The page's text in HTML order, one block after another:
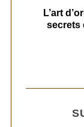
L’art
secrets